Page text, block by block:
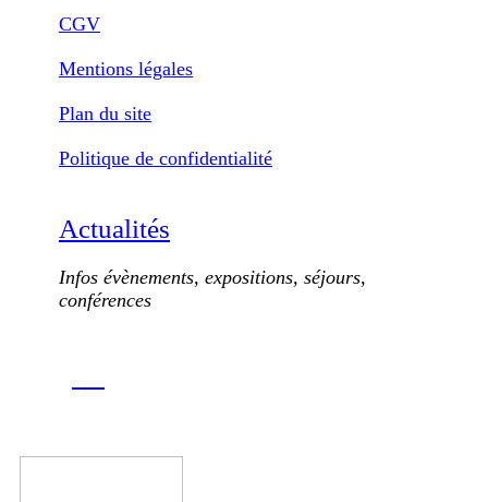
CGV
Mentions légales
Plan du site
Politique de confidentialité
Actualités
Infos évènements, expositions, séjours,
conférences